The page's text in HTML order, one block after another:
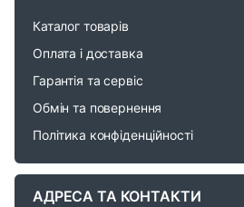
Каталог товарів
Оплата і доставка
Гарантія та сервіс
Обмін та повернення
Політика конфіденційності
АДРЕСА ТА КОНТАКТИ